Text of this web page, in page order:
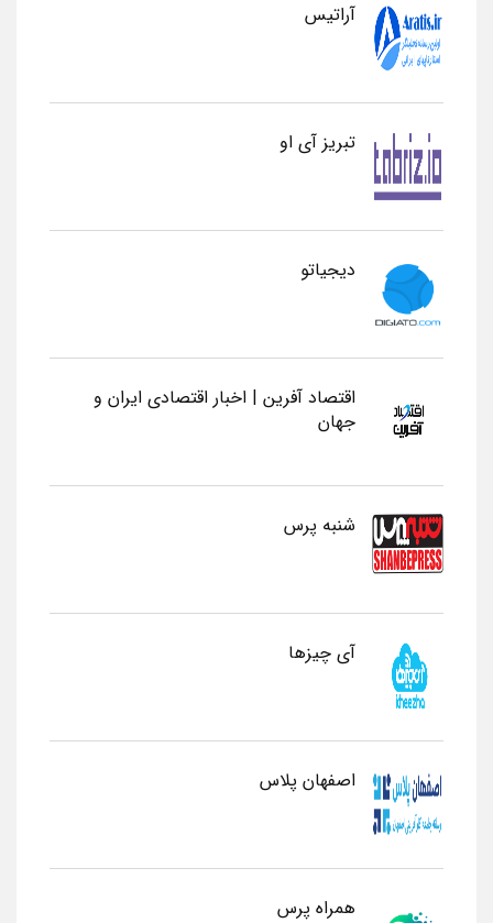
آراتیس
تبریز آی او
دیجیاتو
اقتصاد آفرین | اخبار اقتصادی ایران و
جهان
شنبه پرس
آی چیزها
اصفهان پلاس
همراه پرس